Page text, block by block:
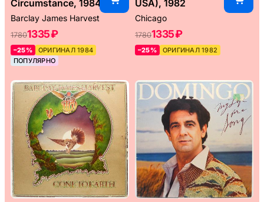
Circumstance, 1984
Barclay James Harvest
17801335 ₽
–25%
ОРИГИНАЛ 1984
ПОПУЛЯРНО
USA), 1982
Chicago
17801335 ₽
–25% ОРИГИНАЛ 1982